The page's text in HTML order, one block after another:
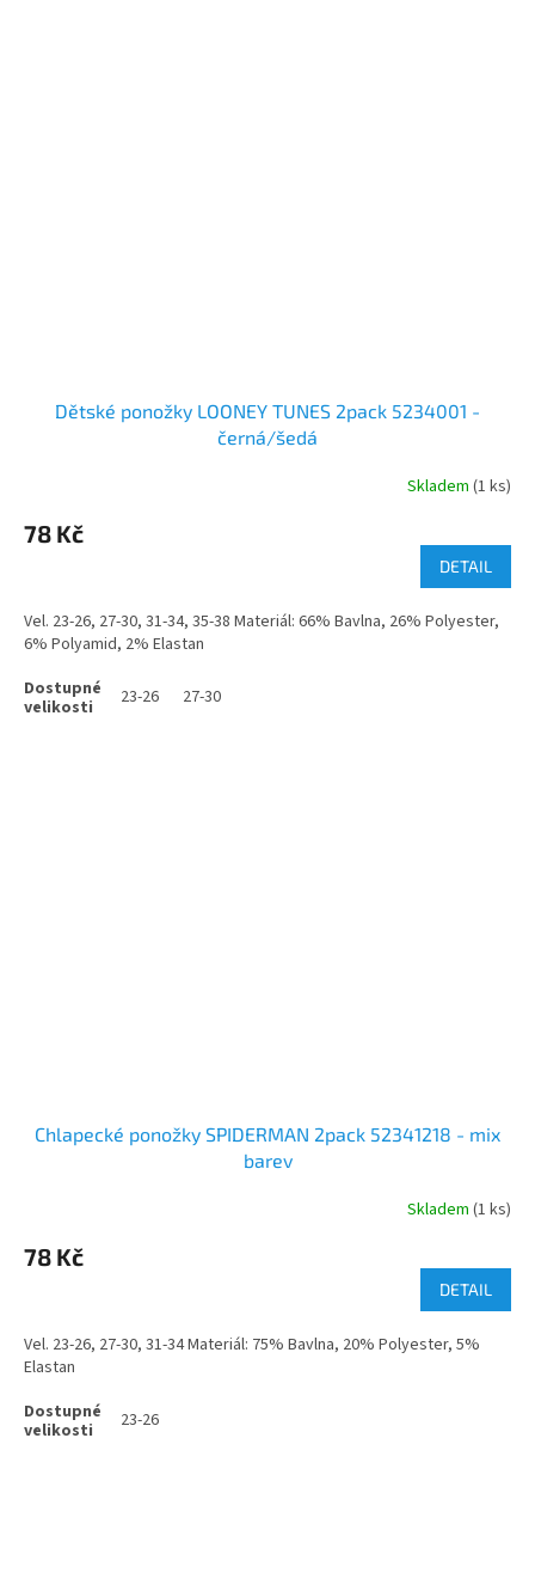
Dětské ponožky LOONEY TUNES 2pack 5234001 -
černá/šedá
Skladem (1 ks)
78 Kč
DETAIL
Vel. 23-26, 27-30, 31-34, 35-38 Materiál: 66% Bavlna, 26% Polyester,
6% Polyamid, 2% Elastan
23-26 27-30
Chlapecké ponožky SPIDERMAN 2pack 52341218 - mix
barev
Skladem (1 ks)
78 Kč
DETAIL
Vel. 23-26, 27-30, 31-34 Materiál: 75% Bavlna, 20% Polyester, 5%
Elastan
23-26